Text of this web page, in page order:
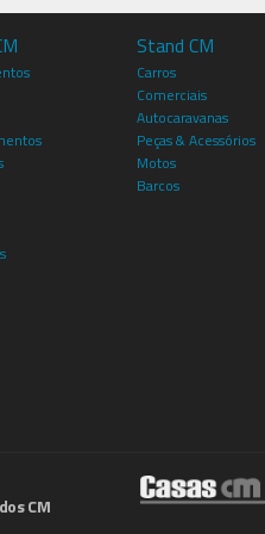
Stand CM
Carros
Comerciais
Autocaravanas
Peças & Acessórios
Motos
Barcos
CM